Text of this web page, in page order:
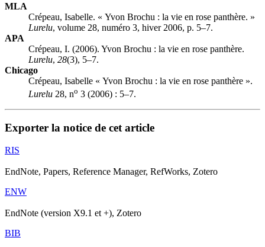
MLA
Crépeau, Isabelle. « Yvon Brochu : la vie en rose panthère. »
Lurelu, volume 28, numéro 3, hiver 2006, p. 5–7.
APA
Crépeau, I. (2006). Yvon Brochu : la vie en rose panthère.
Lurelu, 28(3), 5–7.
Chicago
Crépeau, Isabelle « Yvon Brochu : la vie en rose panthère ».
Lurelu 28, no 3 (2006) : 5–7.
Exporter la notice de cet article
RIS
EndNote, Papers, Reference Manager, RefWorks, Zotero
ENW
EndNote (version X9.1 et +), Zotero
BIB